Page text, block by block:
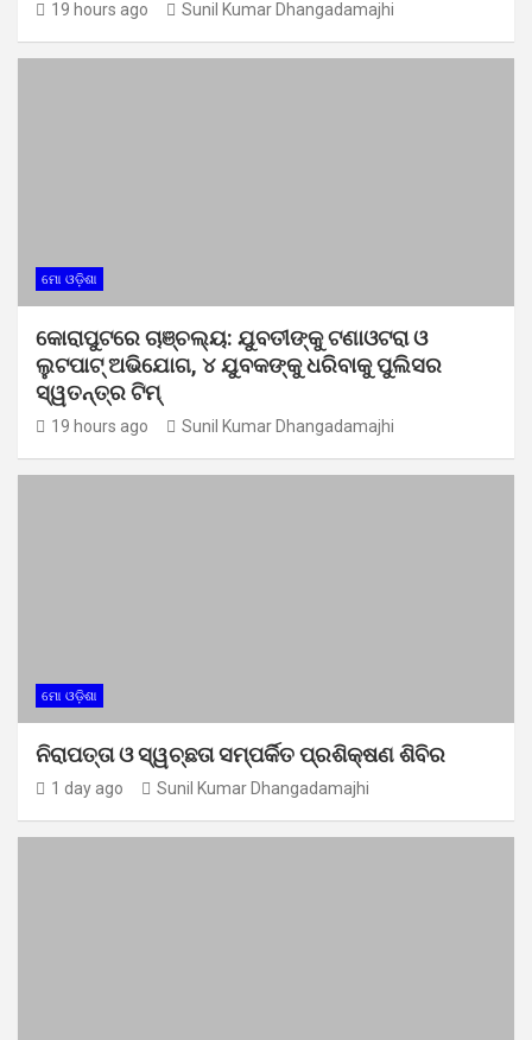
19 hours ago Sunil Kumar Dhangadamajhi
ମୋ ଓଡ଼ିଶା
କୋରାପୁଟରେ ଚାଞ୍ଚଲ୍ୟ: ଯୁବତୀଙ୍କୁ ଟଣାଓଟରା ଓ
ଲୁଟପାଟ୍ ଅଭିଯୋଗ, ୪ ଯୁବକଙ୍କୁ ଧରିବାକୁ ପୁଲିସର
ସ୍ୱତନ୍ତ୍ର ଟିମ୍
19 hours ago Sunil Kumar Dhangadamajhi
ମୋ ଓଡ଼ିଶା
ନିରାପତ୍ତା ଓ ସ୍ୱଚ୍ଛତା ସମ୍ପର୍କିତ ପ୍ରଶିକ୍ଷଣ ଶିବିର
1 day ago Sunil Kumar Dhangadamajhi